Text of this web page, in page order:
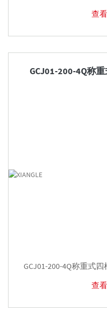
查
GCJ01-200-4Q称
GCJ01-200-4Q称重式
查